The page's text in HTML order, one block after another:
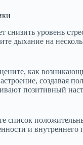
снизить уровень
дыхание на
как
создавая
позитивный
и внутреннего